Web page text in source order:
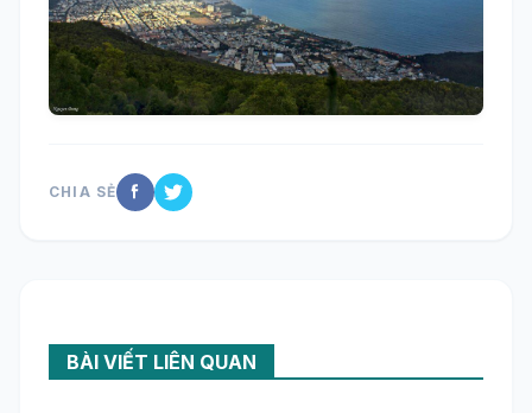
CHIA SẺ
BÀI VIẾT LIÊN QUAN